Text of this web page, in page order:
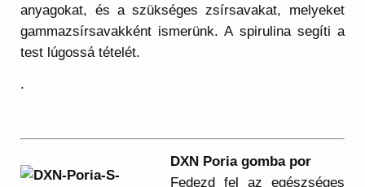
anyagokat, és a szükséges zsírsavakat, melyeket
gammazsírsavakként ismerünk. A spirulina segíti a
test lúgossá tételét.
.
DXN Poria gomba por
Fedezd fel az egészséges